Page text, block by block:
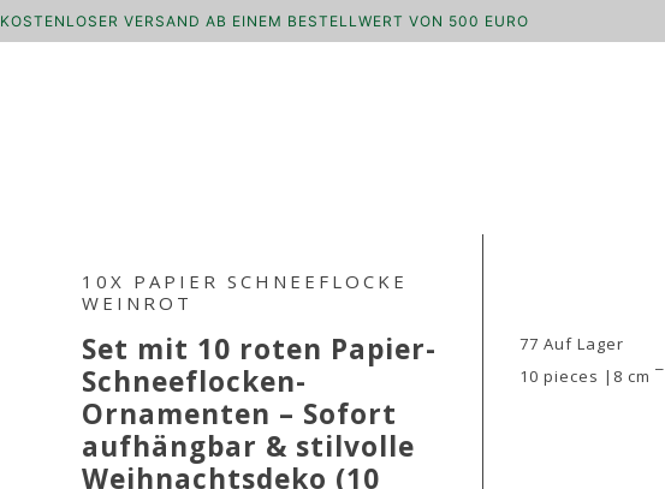
KOSTENLOSER VERSAND AB EINEM BESTELLWERT VON 500 EURO
10X PAPIER SCHNEEFLOCKE
WEINROT
Set mit 10 roten Papier-
Schneeflocken-
Ornamenten – Sofort
aufhängbar & stilvolle
Weihnachtsdeko (10
77 Auf Lager
10 pieces |8 cm ¯